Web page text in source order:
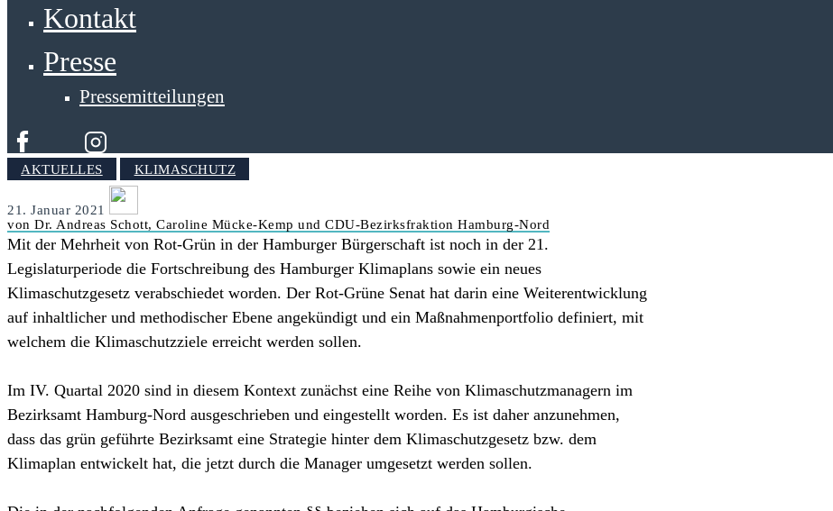
Kontakt
Presse
Pressemitteilungen
AKTUELLES KLIMASCHUTZ
21. Januar 2021
von Dr. Andreas Schott, Caroline Mücke-Kemp und CDU-Bezirksfraktion Hamburg-Nord
Mit der Mehrheit von Rot-Grün in der Hamburger Bürgerschaft ist noch in der 21.
Legislaturperiode die Fortschreibung des Hamburger Klimaplans sowie ein neues
Klimaschutzgesetz verabschiedet worden. Der Rot-Grüne Senat hat darin eine Weiterentwicklung
auf inhaltlicher und methodischer Ebene angekündigt und ein Maßnahmenportfolio definiert, mit
welchem die Klimaschutzziele erreicht werden sollen.
Im IV. Quartal 2020 sind in diesem Kontext zunächst eine Reihe von Klimaschutzmanagern im
Bezirksamt Hamburg-Nord ausgeschrieben und eingestellt worden. Es ist daher anzunehmen,
dass das grün geführte Bezirksamt eine Strategie hinter dem Klimaschutzgesetz bzw. dem
Klimaplan entwickelt hat, die jetzt durch die Manager umgesetzt werden sollen.